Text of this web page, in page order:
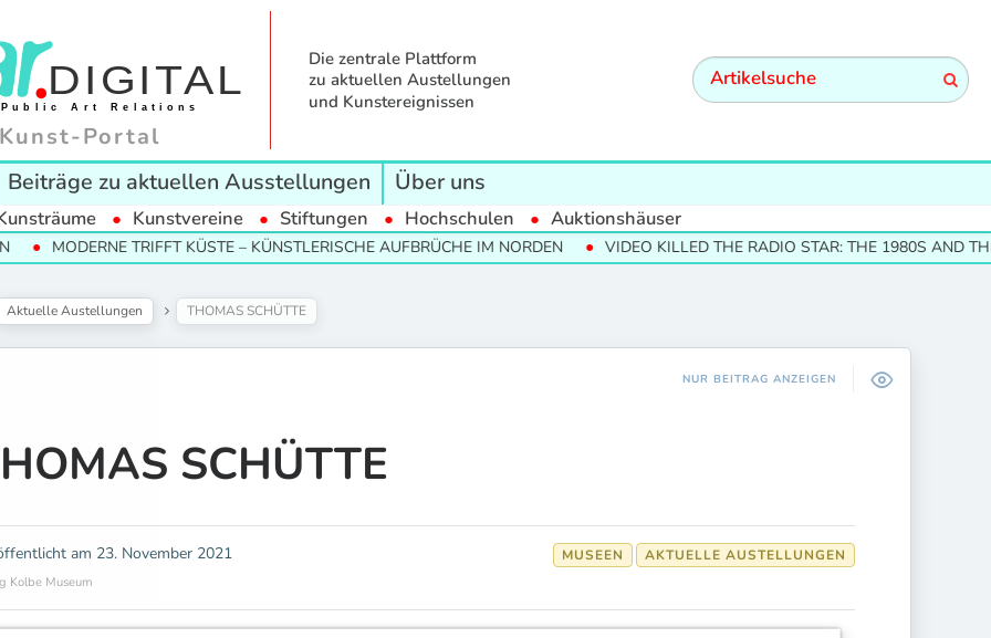
Portal
Die zentrale Plattform
zu aktuellen Austellungen
und Kunstereignissen
Beiträge zu aktuellen Ausstellungen Über uns
Kunstvereine Stiftungen Hochschulen Auktionshäuser
TRIFFT KÜSTE – KÜNSTLERISCHE AUFBRÜCHE IM NORDEN VIDEO KILLED THE RADIO STAR: THE 1980S AND THEIR
Aktuelle Austellungen THOMAS SCHÜTTE
NUR BEITRAG ANZEIGEN
SCHÜTTE
am 23. November 2021 AKTUELLE AUSTELLUNGEN
MUSEEN
Kolbe Museum